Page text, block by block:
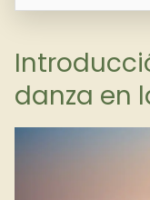
danza en